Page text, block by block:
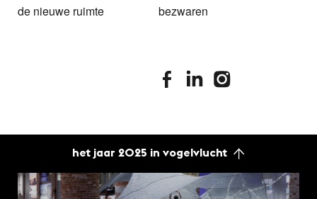
de nieuwe ruimte
bezwaren
stimuleringsfonds facebook
stimuleringsfonds linkedin
stimuleringsfonds
het jaar 2025 in vogelvlucht